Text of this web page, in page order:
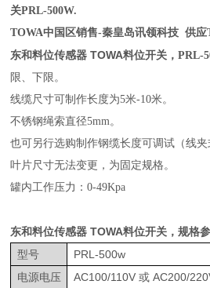
关PRL-500W.
TOWA中国区销售-秦皇岛讯领科技 供应
东和料位传感器 TOWA料位开关 ，PRL-
限、下限。
线缆尺寸可制作长度为5米-10米。
不锈钢绳索直径5mm。
也可另行选购制作钢缆长度可调试（线夹
叶片尺寸无法变更，为固定规格。
罐内工作压力：0-49Kpa
东和料位传感器 TOWA料位开关 ，规格
型号
PRL-500w
电源电压
AC100/110V 或AC200/